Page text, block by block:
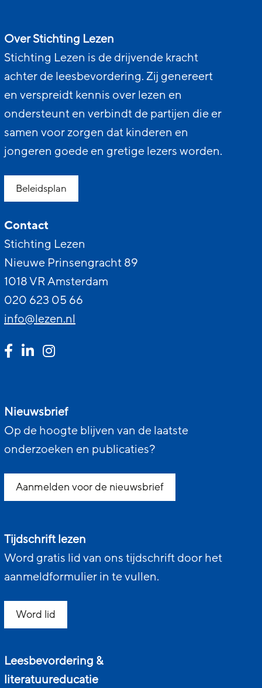
Over Stichting Lezen
Stichting Lezen is de drijvende kracht
achter de leesbevordering. Zij genereert
en verspreidt kennis over lezen en
ondersteunt en verbindt de partijen die er
samen voor zorgen dat kinderen en
jongeren goede en gretige lezers worden.
Beleidsplan
Contact
Stichting Lezen
Nieuwe Prinsengracht 89
1018 VR Amsterdam
020 623 05 66
info@lezen.nl
Nieuwsbrief
Op de hoogte blijven van de laatste
onderzoeken en publicaties?
Aanmelden voor de nieuwsbrief
Tijdschrift lezen
Word gratis lid van ons tijdschrift door het
aanmeldformulier in te vullen.
Word lid
Leesbevordering &
literatuureducatie